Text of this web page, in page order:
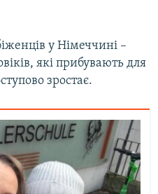
у Німеччині –
які прибувають для
зростає.